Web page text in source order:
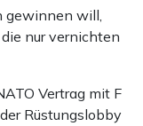
gewinnen will,
nur vernichten
Vertrag mit F
Rüstungslobby